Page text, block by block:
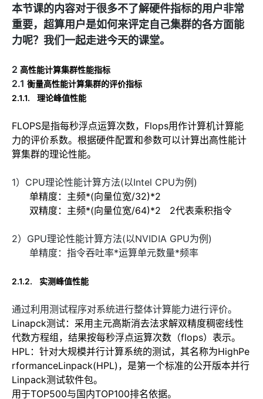
本节课的内容对于很多不了解硬件指标的用户非常
重要，超算用户是如何来评定自己集群的各方面能
力呢？我们一起走进今天的课堂。
2 高性能计算集群性能指标
2.1 衡量高性能计算集群的评价指标
2.1.1. 理论峰值性能
FLOPS是指每秒浮点运算次数， Flops用作计算机计算能
力的评价系数。根据硬件配置和参数可以计算出高性能计
算集群的理论性能。
1）CPU理论性能计算方法(以Intel CPU为例)
单精度：主频*(向量位宽/32)*2
双精度：主频*(向量位宽/64)*2 2代表乘积指令
2）GPU理论性能计算方法(以NVIDIA GPU为例)
单精度：指令吞吐率*运算单元数量*频率
2.1.2. 实测峰值性能
通过利用测试程序对系统进行整体计算能力进行评价。
Linapck测试：采用主元高斯消去法求解双精度稠密线性
代数方程组，结果按每秒浮点运算次数（flops）表示。
HPL：针对大规模并行计算系统的测试，其名称为HighPe
rformanceLinpack(HPL) ，是第一个标准的公开版本并行
Linpack测试软件包。
用于TOP500与国内TOP100排名依据。